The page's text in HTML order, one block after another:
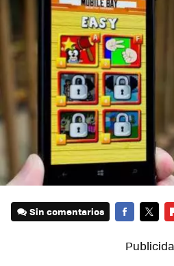
Sin comentarios